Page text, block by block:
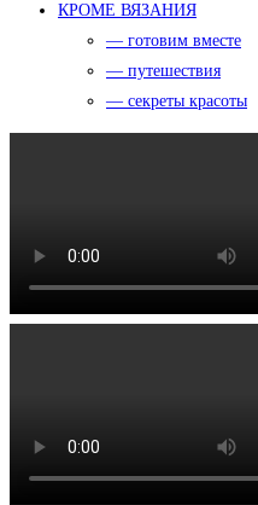
КРОМЕ ВЯЗАНИЯ
— готовим вместе
— путешествия
— секреты красоты